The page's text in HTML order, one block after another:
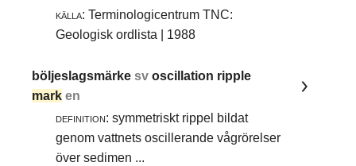
källa: Terminologicentrum TNC:
Geologisk ordlista | 1988
böljeslagsmärkesvoscillation ripple
mark en
definition: symmetriskt rippel bildat
genom vattnets oscillerande vågrörelser
över sedimen ...